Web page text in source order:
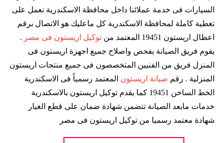
السيارات فى خدمة عملائنا داخل محافظة الاسكندرية نعمل على
تغطية كاملة لمحافظة الاسكندرية كل ماعليك هو الاتصال برقم
اعطال اريستون 19451 المعتمد من
توكيل اريستون فى مصر .
يقوم فريق الصيانة بفحص واصلاح جميع اجهزة اريستون فى
المنزل فريق من الفنيين المتخصصون فى جميع منتجات اريستون
المنزلية . رقم صيانة اريستون المعتمد رسمياً فى الاسكندرية
الخط الساخن 19451 كما يقدم توكيل اريستون بالاسكندرية
خدمات مابعد الصيانة تتضمن شهادة ضمان على قطع الغيار
شهادة معتمد رسميا من توكيل اريستون فى مصر